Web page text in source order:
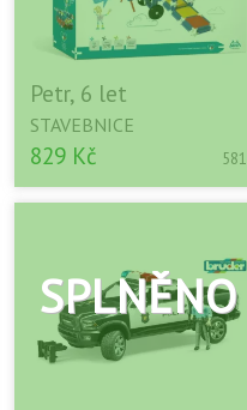
Petr, 6 let
STAVEBNICE
829 Kč 581